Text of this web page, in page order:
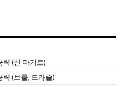
(신 마기르)
(브룰, 드라줄)